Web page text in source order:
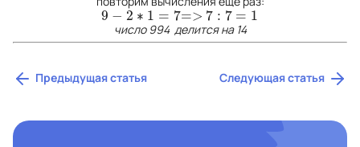
9 − 2 ∗ 1 = 7
9 −2 ∗1 = 7 =>
=> 7 : 7 = 1
7: 7=1
число 994делится на 14
Предыдущая статья Следующая статья